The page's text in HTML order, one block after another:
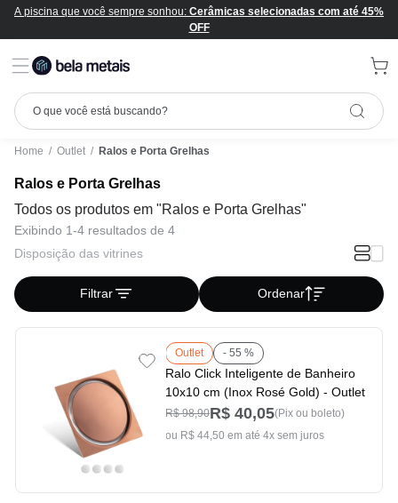
A piscina que você sempre sonhou: Cerâmicas selecionadas com até 45%
OFF
Home / Outlet / Ralos e Porta Grelhas
Ralos e Porta Grelhas
Todos os produtos em "Ralos e Porta Grelhas"
Exibindo 1-4 resultados de 4
Disposição das vitrines
Filtrar Ordenar
Outlet - 55 %
Ralo Click Inteligente de Banheiro
10x10 cm (Inox Rosé Gold) - Outlet
R$ 98,90R$ 40,05(Pix ou boleto)
ou R$ 44,50 em até 4x sem juros